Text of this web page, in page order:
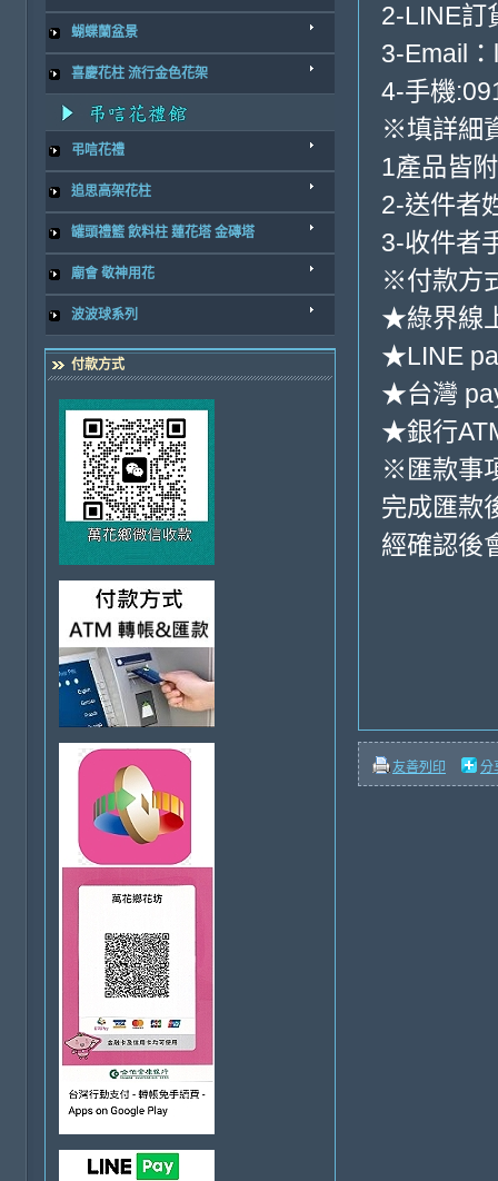
蝴蝶蘭盆景
喜慶花柱 流行金色花架
弔唁花禮
追思高架花柱
罐頭禮籃 飲料柱 蓮花塔 金磚塔
廟會 敬神用花
波波球系列
付款方式
2-LINE訂
3-Email
4-手機
※填詳細
1產品皆
2-送件者
3-收件者
※付款方
★綠界線
★LINE
★台灣
★銀行
※匯款事
完成匯款
經確認後
友善列印 分